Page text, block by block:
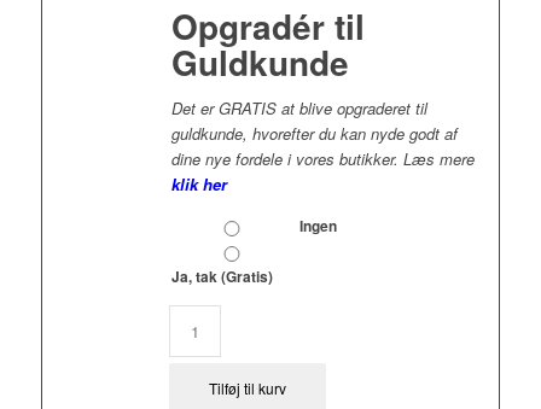
Opgradér til
Guldkunde
Det er GRATIS at blive opgraderet til
guldkunde, hvorefter du kan nyde godt af
dine nye fordele i vores butikker. Læs mere
klik her
Ingen
Ja, tak (Gratis)
Tilføj til kurv